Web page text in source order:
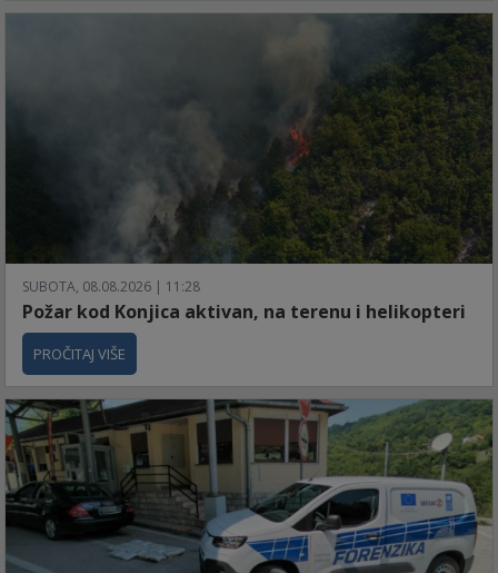
SUBOTA, 08.08.2026 | 11:28
Požar kod Konjica aktivan, na terenu i helikopteri
PROČITAJ VIŠE